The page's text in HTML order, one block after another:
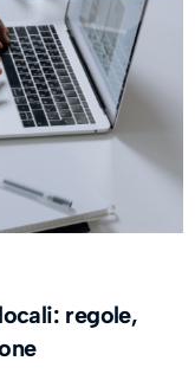
regole,